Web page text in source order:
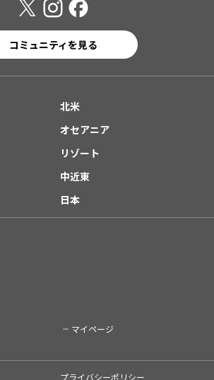
コミュニティを見る
北米
オセアニア
リゾート
中近東
日本
マイページ
プライバシーポリシー